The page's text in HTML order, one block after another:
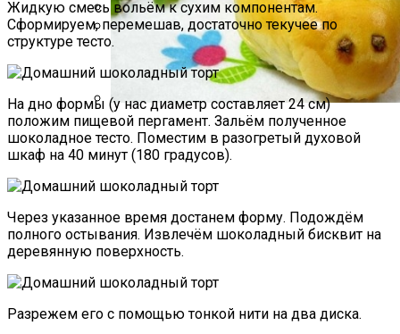
Какие Растения Сажать Для Удачи,
Любви И Богатства
Маникюр Бордового Цвета
Пирожки С Мясом «Поросята»
Жидкую смесь вольём к сухим компонентам.
Сформируем, перемешав, достаточно текучее по
структуре тесто.
На дно формы (у нас диаметр составляет 24 см)
положим пищевой пергамент. Зальём полученное
шоколадное тесто. Поместим в разогретый духовой
шкаф на 40 минут (180 градусов).
Через указанное время достанем форму. Подождём
полного остывания. Извлечём шоколадный бисквит на
деревянную поверхность.
Разрежем его с помощью тонкой нити на два диска.